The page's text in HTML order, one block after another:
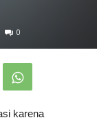
0
karena